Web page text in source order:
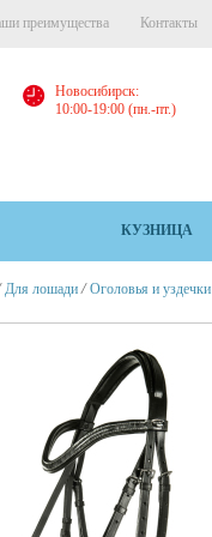
преимущества Контакты
Новосибирск:
10:00-19:00 (пн.-пт.)
КУЗНИЦА
Для лошади / Оголовья и уздечки